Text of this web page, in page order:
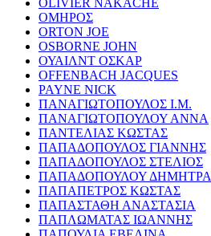
ΟΜΗΡΟΣ
ORTON JOE
OSBORNE JOHN
ΟΥΑΙΛΝΤ ΟΣΚΑΡ
OFFENBACH JACQUES
PAYNE NICK
ΠΑΝΑΓΙΩΤΟΠΟΥΛΟΣ Ι.Μ.
ΠΑΝΑΓΙΩΤΟΠΟΥΛΟΥ ΑΝΝΑ
ΠΑΝΤΕΛΙΑΣ ΚΩΣΤΑΣ
ΠΑΠΑΔΟΠΟΥΛΟΣ ΓΙΑΝΝΗΣ
ΠΑΠΑΔΟΠΟΥΛΟΣ ΣΤΕΛΙΟΣ
ΠΑΠΑΔΟΠΟΥΛΟΥ ΔΗΜΗΤΡΑ
ΠΑΠΑΠΕΤΡΟΣ ΚΩΣΤΑΣ
ΠΑΠΑΣΤΑΘΗ ΑΝΑΣΤΑΣΙΑ
ΠΑΠΛΩΜΑΤΑΣ ΙΩΑΝΝΗΣ